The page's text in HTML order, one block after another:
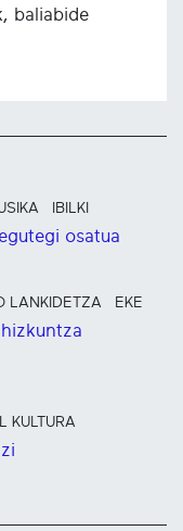
baliabide
IBILKI
osatua
LANKIDETZA EKE
KULTURA